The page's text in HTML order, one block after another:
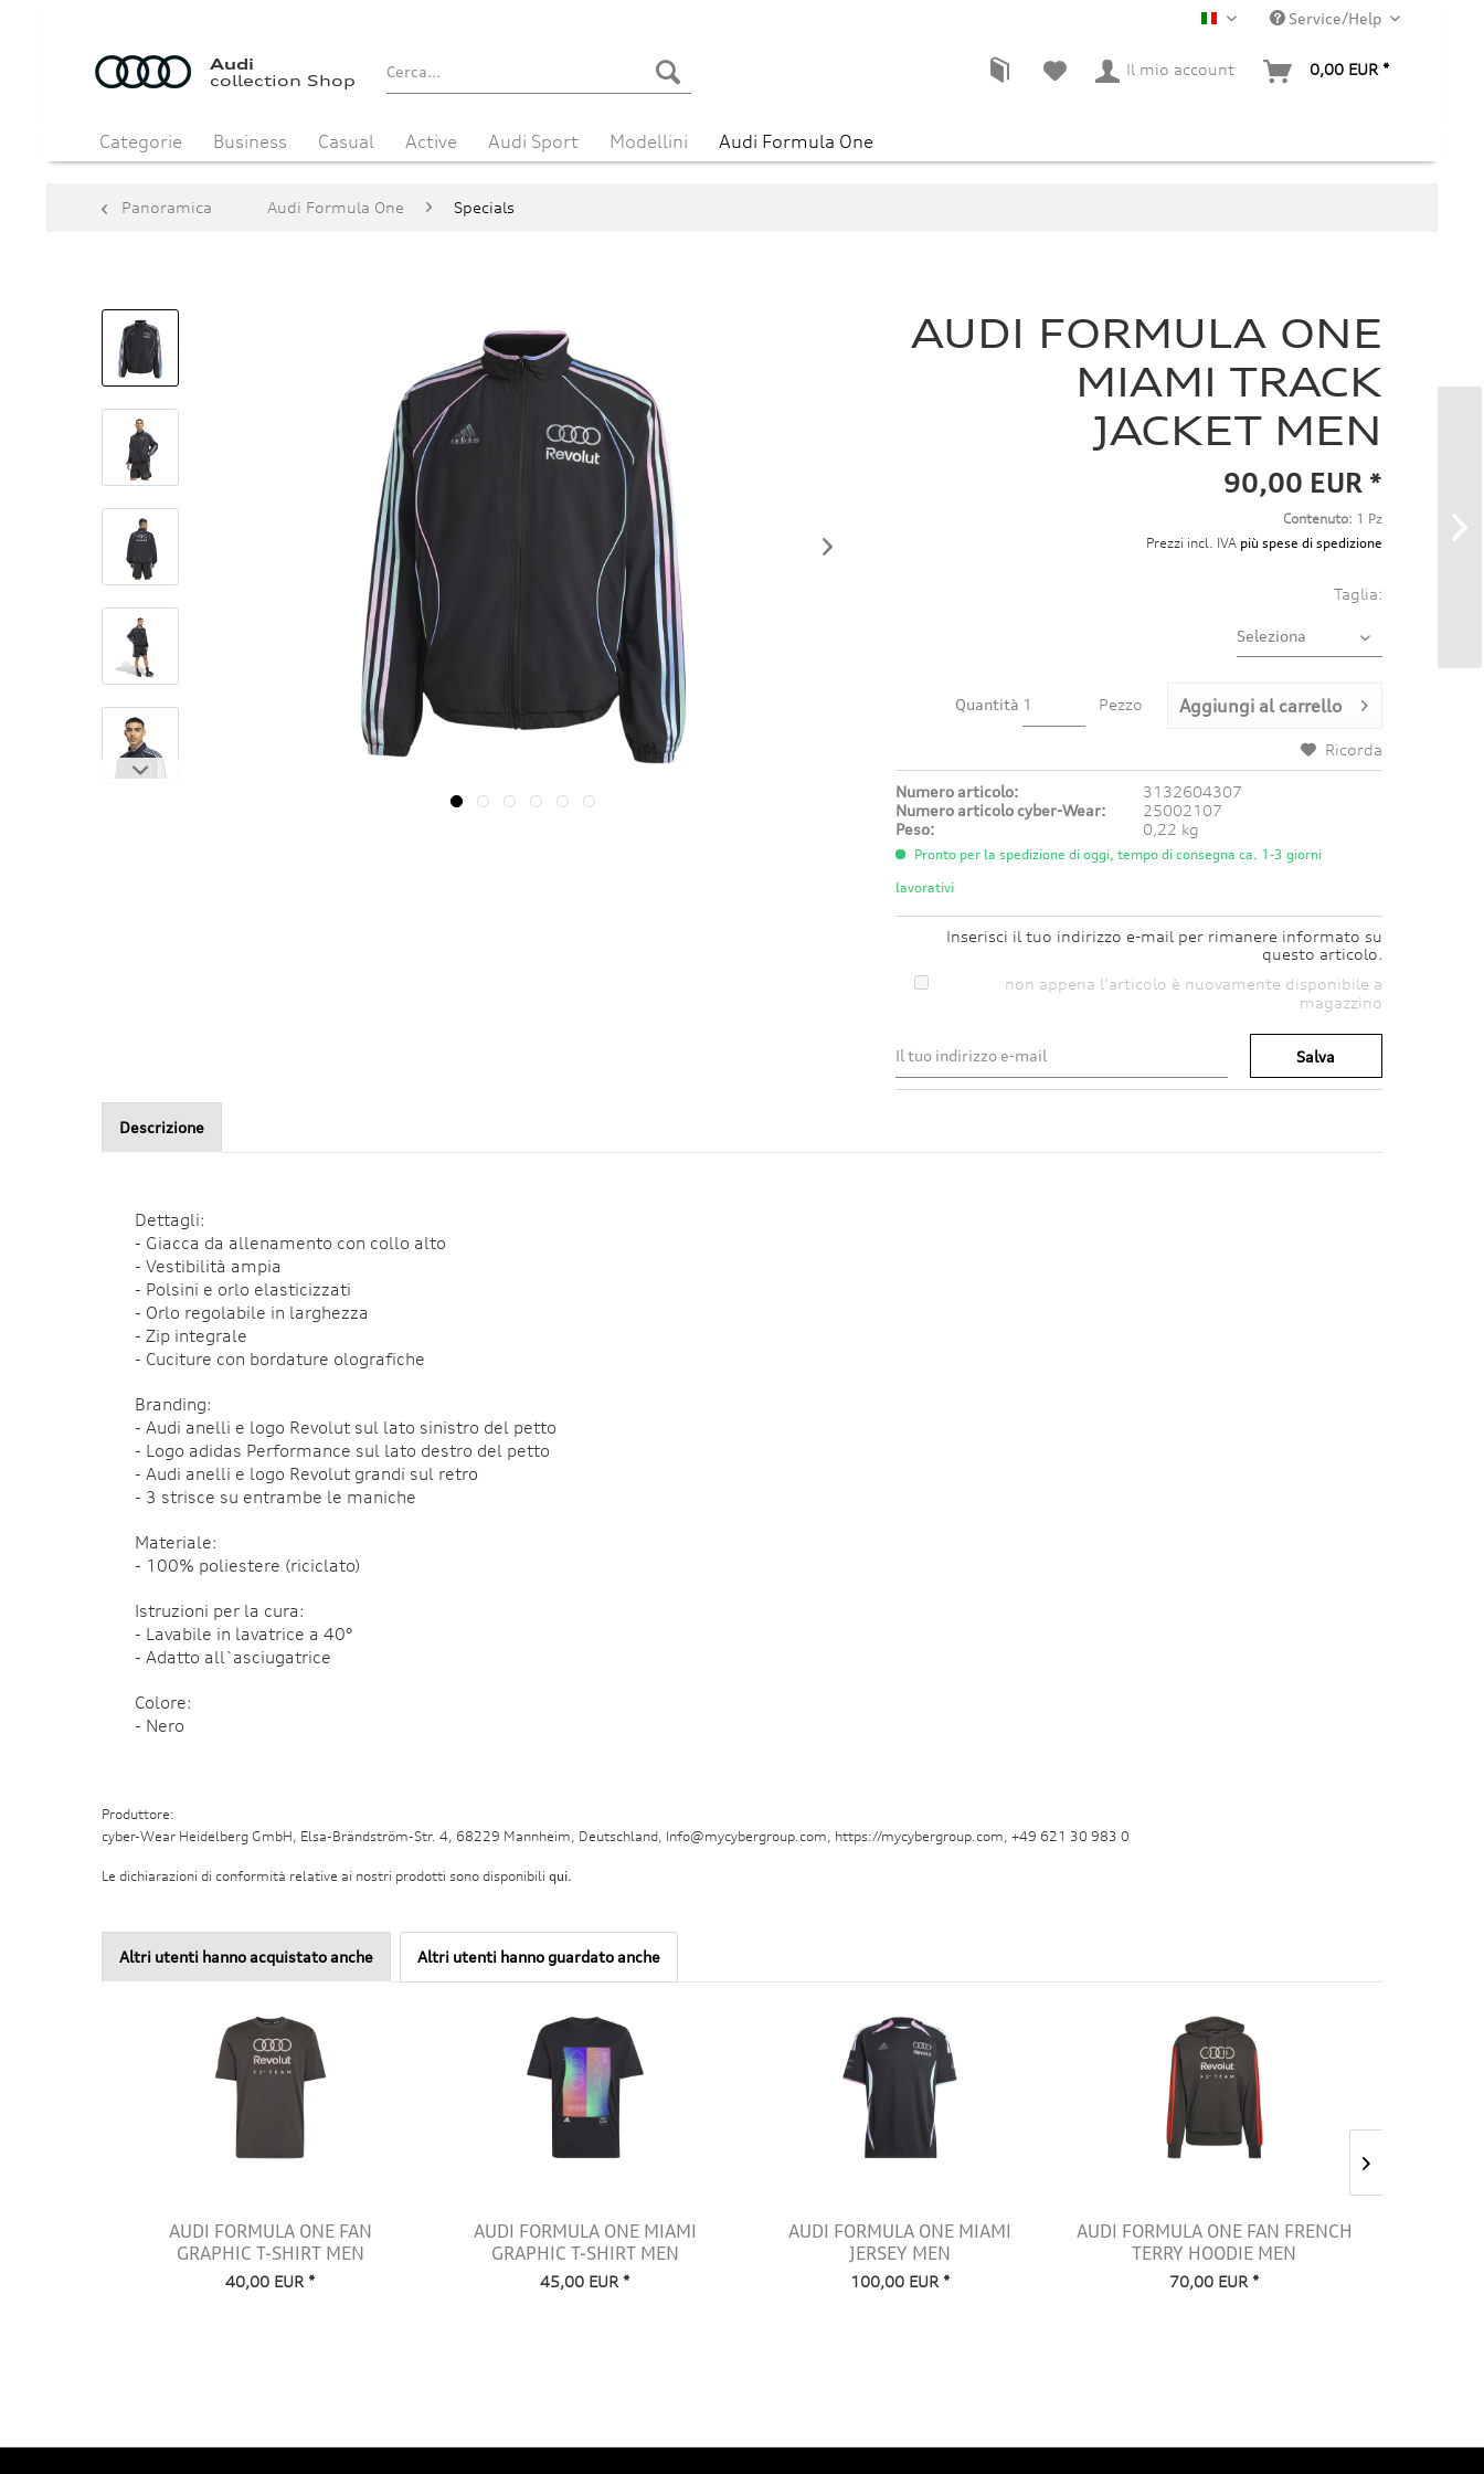
IT Service/Help
Audi
collection Shop
Il mio account 0,00 EUR *
Categorie Business Casual Active Audi Sport Modellini Audi Formula One
Panoramica Audi Formula One Specials
AUDI FORMULA ONE
MIAMI TRACK
JACKET MEN
90,00 EUR *
Contenuto: 1 Pz
Prezzi incl. IVA più spese di spedizione
Taglia:
Quantità Pezzo Aggiungi al carrello
Ricorda
Numero articolo:
3132604307
Numero articolo cyber-Wear:
25002107
Peso:
0,22 kg
Pronto per la spedizione di oggi, tempo di consegna ca. 1-3 giorni
lavorativi
Inserisci il tuo indirizzo e-mail per rimanere informato su
questo articolo.
non appena l’articolo è nuovamente disponibile a
magazzino
Salva
Descrizione
Dettagli:
- Giacca da allenamento con collo alto
- Vestibilità ampia
- Polsini e orlo elasticizzati
- Orlo regolabile in larghezza
- Zip integrale
- Cuciture con bordature olografiche
Branding:
- Audi anelli e logo Revolut sul lato sinistro del petto
- Logo adidas Performance sul lato destro del petto
- Audi anelli e logo Revolut grandi sul retro
- 3 strisce su entrambe le maniche
Materiale:
- 100% poliestere (riciclato)
Istruzioni per la cura:
- Lavabile in lavatrice a 40°
- Adatto all`asciugatrice
Colore:
- Nero
Produttore:
cyber-Wear Heidelberg GmbH, Elsa-Brändström-Str. 4, 68229 Mannheim, Deutschland, Info@mycybergroup.com, https://mycybergroup.com, +49 621 30 983 0
Le dichiarazioni di conformità relative ai nostri prodotti sono disponibili qui.
Altri utenti hanno acquistato anche Altri utenti hanno guardato anche
AUDI FORMULA ONE FAN
GRAPHIC T-SHIRT MEN
40,00 EUR *
AUDI FORMULA ONE MIAMI
GRAPHIC T-SHIRT MEN
45,00 EUR *
AUDI FORMULA ONE MIAMI
JERSEY MEN
100,00 EUR *
AUDI FORMULA ONE FAN FRENCH
TERRY HOODIE MEN
70,00 EUR *